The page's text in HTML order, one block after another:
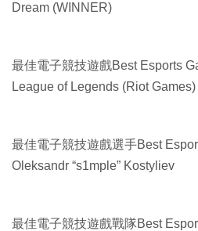
Dream (WINNER)
最佳電子競技遊戲Best Esports
League of Legends (Riot Games)
最佳電子競技遊戲選手Best
Oleksandr “s1mple” Kostyliev
最佳電子競技遊戲戰隊Best